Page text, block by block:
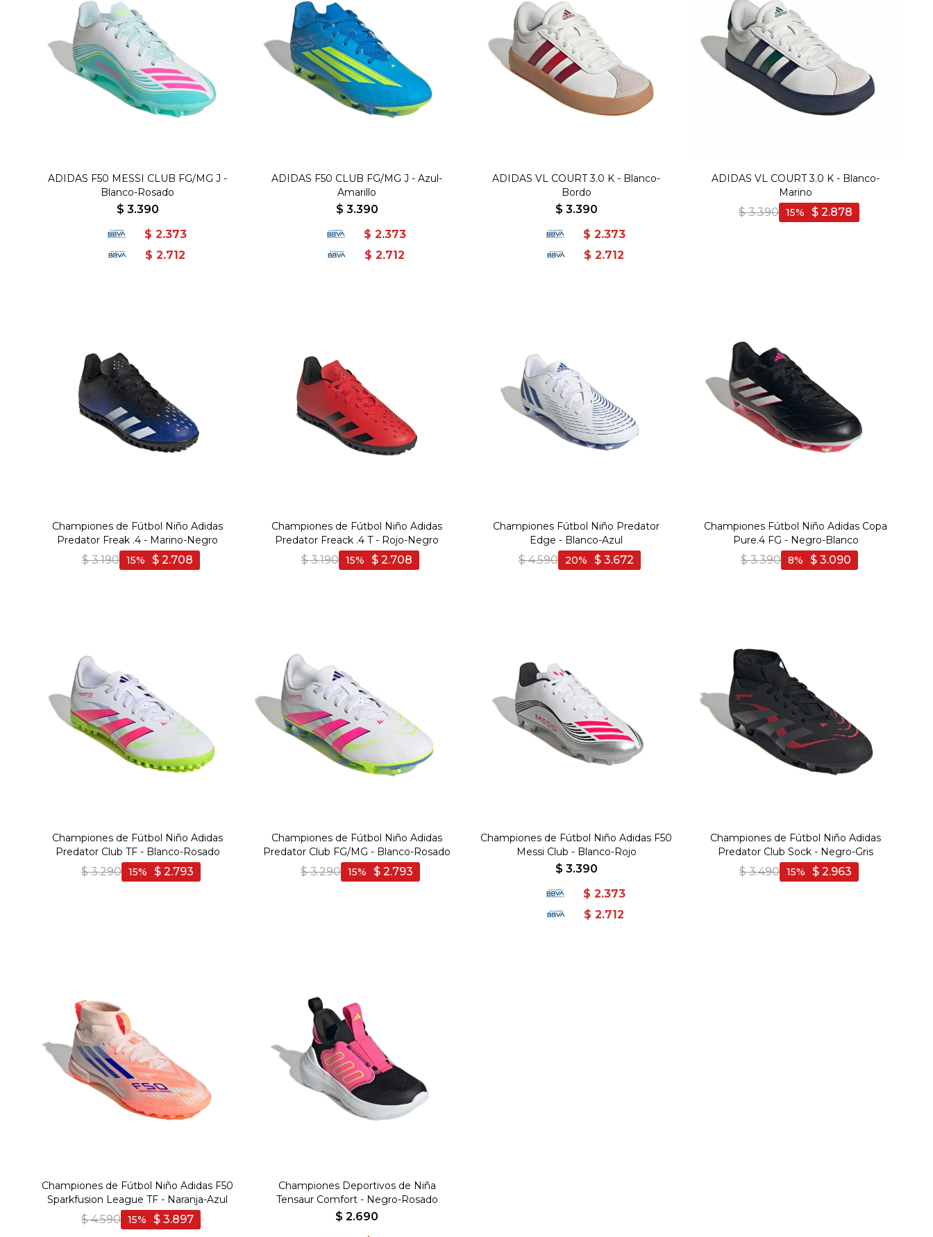
ADIDAS F50 MESSI CLUB FG/MG J -
Blanco-Rosado
$ 3.390
$ 2.373
$ 2.712
ADIDAS F50 CLUB FG/MG J - Azul-
Amarillo
$ 3.390
$ 2.373
$ 2.712
ADIDAS VL COURT 3.0 K - Blanco-
Bordo
$ 3.390
$ 2.373
$ 2.712
ADIDAS VL COURT 3.0 K - Blanco-
Marino
$ 3.390 $ 2.878
15
Championes de Fútbol Niño Adidas
Predator Freak .4 - Marino-Negro
$ 3.190 $ 2.708
15
Championes de Fútbol Niño Adidas
Predator Freack .4 T - Rojo-Negro
$ 3.190 $ 2.708
15
Championes Fútbol Niño Predator
Edge - Blanco-Azul
$ 4.590 $ 3.672
20
Championes Fútbol Niño Adidas Copa
Pure.4 FG - Negro-Blanco
$ 3.390 $ 3.090
8
Championes de Fútbol Niño Adidas
Predator Club TF - Blanco-Rosado
$ 3.290 $ 2.793
15
Championes de Fútbol Niño Adidas
Predator Club FG/MG - Blanco-Rosado
$ 3.290 $ 2.793
15
Championes de Fútbol Niño Adidas F50
Messi Club - Blanco-Rojo
$ 3.390
$ 2.373
$ 2.712
Championes de Fútbol Niño Adidas
Predator Club Sock - Negro-Gris
$ 3.490 $ 2.963
15
Championes de Fútbol Niño Adidas F50
Sparkfusion League TF - Naranja-Azul
$ 4.590 $ 3.897
15
Championes Deportivos de Niña
Tensaur Comfort - Negro-Rosado
$ 2.690